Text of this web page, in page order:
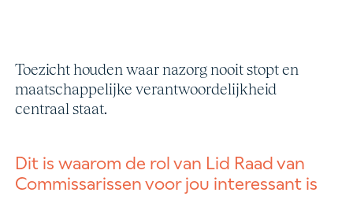
Toezicht houden waar nazorg nooit stopt en
maatschappelijke verantwoordelijkheid
centraal staat.
Dit is waarom de rol van Lid Raad van
Commissarissen voor jou interessant is